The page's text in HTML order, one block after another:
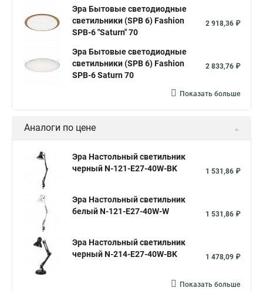
Эра Бытовые светодиодные
светильники (SPB 6) Fashion
SPB-6 "Saturn" 70
2 918,36 ₽
Эра Бытовые светодиодные
светильники (SPB 6) Fashion
SPB-6 Saturn 70
2 833,76 ₽
Показать больше
Аналоги по цене
Эра Настольный светильник
черный N-121-E27-40W-BK
1 531,86 ₽
Эра Настольный светильник
белый N-121-E27-40W-W
1 531,86 ₽
Эра Настольный светильник
черный N-214-E27-40W-BK
1 478,09 ₽
Показать больше